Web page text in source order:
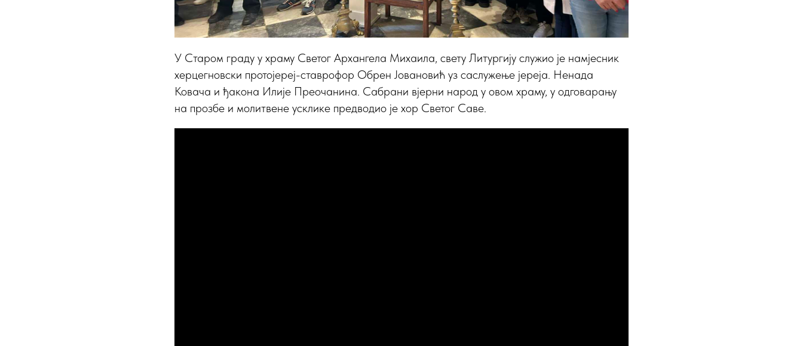
У Старом граду у храму Светог Архангела Михаила, свету Литургију служио је намјесник
херцегновски протојереј-ставрофор Обрен Јовановић уз саслужење јереја. Ненада
Ковача и ђакона Илије Преочанина. Сабрани вјерни народ у овом храму, у одговарању
на прозбе и молитвене усклике предводио је хор Светог Саве.